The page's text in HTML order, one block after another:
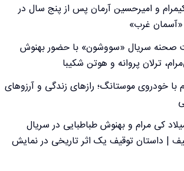
و امیرحسین آرمان پس از پنج سال در
غرب»
صحنه سریال «سووشون» با حضور بهنوش
ترلان پروانه و هوتن شکیبا
با خودروی موستانگ؛ رازهای زندگی و آرزوهای
کی مرام و بهنوش طباطبایی در سریال
| داستان توقیف یک اثر تاریخی در نمایش